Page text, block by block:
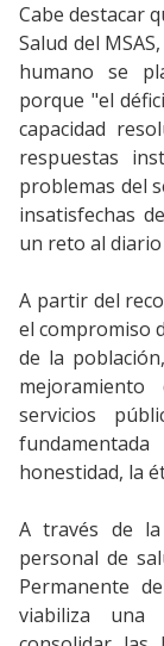
Cabe destacar
Salud del
humano se
porque "el
capacidad
respuestas
problemas del
insatisfechas
un reto al diario
A partir del
el compromiso
de la
servicios
honestidad, la
A través de
personal de
Permanente
viabiliza una